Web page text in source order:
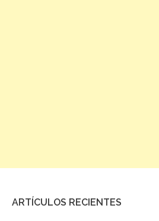
ARTÍCULOS RECIENTES